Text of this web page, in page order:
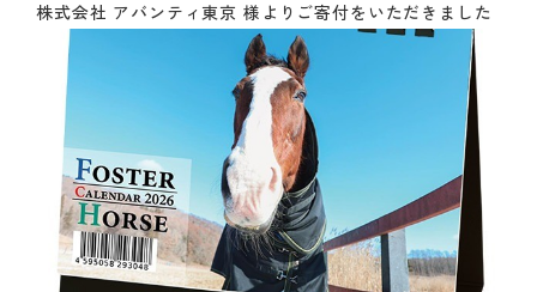
株式会社 アバンティ東京 様よりご寄付をいただきました